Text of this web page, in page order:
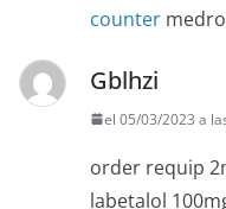
counter
Gblhzi
el 05/03/2023 a
order requip
labetalol